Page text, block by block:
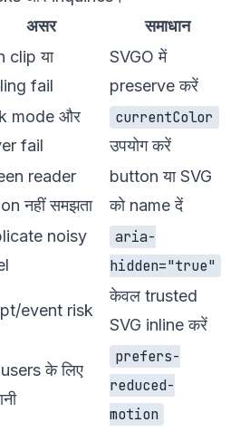
असर समाधान
clip या
fail
SVGO में
preserve करें
mode और
fail
currentColor
उपयोग करें
reader
नहीं समझता
button या SVG
को name दें
noisy
aria-
hidden="true"
event risk
केवल trusted
SVG inline करें
के लिए
prefers-
reduced-
motion